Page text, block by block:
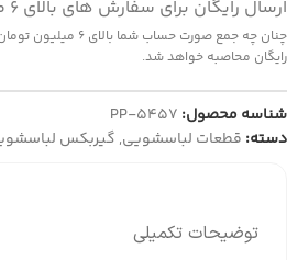
ارسال رایگان برای سفارش های بالای 6 میلیون تومان
چنان چه جمع صورت
رایگان محاصبه خواهد شد.
شناسه محصول: PP-5457
دسته: قطعات لباسشویی, گیربکس
توضیحات تکمیلی